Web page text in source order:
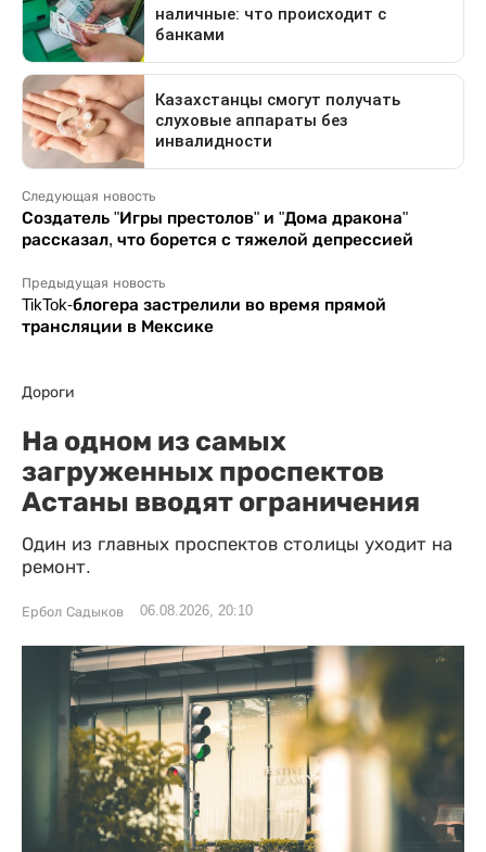
Следующая новость
Создатель "Игры престолов" и "Дома дракона"
рассказал, что борется с тяжелой депрессией
Предыдущая новость
TikTok-блогера застрелили во время прямой
трансляции в Мексике
Дороги
На одном из самых
загруженных проспектов
Астаны вводят ограничения
Один из главных проспектов столицы уходит на
ремонт.
Ербол Садыков 06.08.2026, 20:10